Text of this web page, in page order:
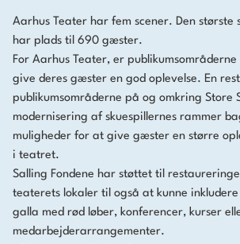
Aarhus Teater har fem scener. Den største
har plads til 690 gæster.
For Aarhus Teater, er
give deres gæster en god oplevelse. En
publikumsområderne på og omkring Store
modernisering af skuespillernes rammer
muligheder for at give gæster en større
i teatret.
Salling Fondene har støttet til
teaterets lokaler til også at kunne
galla med rød løber, konferencer, kurser
medarbejderarrangementer.